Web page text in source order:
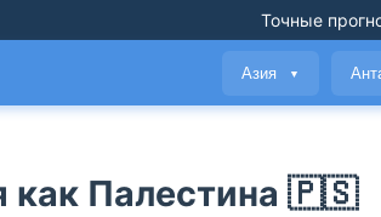
Точные
Азия ▼
как Палестина 🇵🇸